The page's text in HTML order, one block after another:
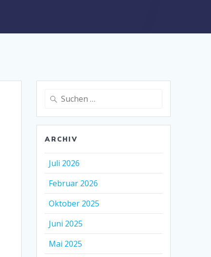
Suche
ARCHIV
Juli 2026
Februar 2026
Oktober 2025
Juni 2025
Mai 2025